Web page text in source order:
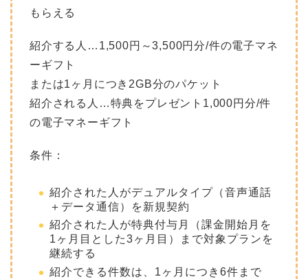
もらえる
紹介する人…1,500円～3,500円分/件の電子マネ
ーギフト
または1ヶ月につき2GB分のパケット
紹介される人…特典をプレゼント1,000円分/件
の電子マネーギフト
条件：
紹介された人がデュアルタイプ（音声通話
＋データ通信）を新規契約
紹介された人が特典付与月（課金開始月を
1ヶ月目とした3ヶ月目）まで対象プランを
継続する
紹介できる件数は、1ヶ月につき6件まで